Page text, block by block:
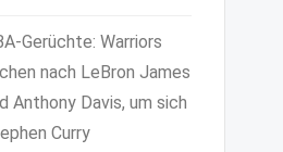
Gerüchte: Warriors
nach LeBron James
Anthony Davis, um sich
Curry